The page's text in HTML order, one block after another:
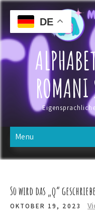
Skip
content
ROMANI
Menu
So wird das „q“
OKTOBER 19, 2023
DE